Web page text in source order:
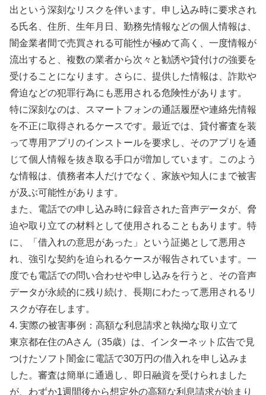
出という深刻なリスクを伴います。申し込み時に要求され
る氏名、住所、生年月日、勤務先情報などの個人情報は、
闇金業者間で売買される可能性が極めて高く、一度情報が
流出すると、複数の業者から次々と勧誘や貸付けの強要を
受けることになります。さらに、提供した情報は、詐欺や
脅迫などの犯罪行為にも悪用される危険性があります。
特に深刻なのは、スマートフォンの通話履歴や連絡先情報
を不正に取得されるケースです。最近では、貸付審査を装
って専用アプリのインストールを要求し、そのアプリを通
じて個人情報を抜き取る手口が増加しています。このよう
な情報は、債務者本人だけでなく、家族や知人にまで被害
が及ぶ可能性があります。
また、電話での申し込み時に録音された音声データが、脅
迫や取り立ての材料として使用されることもあります。特
に、「借入れの意思があった」という証拠として悪用さ
れ、強引な契約を迫られるケースが報告されています。一
度でも電話での問い合わせや申し込みを行うと、その音声
データが永続的に残り続け、長期にわたって悪用されるリ
スクが存在します。
4. 実際の被害事例：高額な利息請求と執拗な取り立て
東京都在住のAさん（35歳）は、インターネット広告で見
つけたソフト闇金に電話で30万円の借入れを申し込みま
した。審査は簡単に通過し、即日融資を受けられました
が、わずか1週間後から想定外の高額な利息請求が始まり